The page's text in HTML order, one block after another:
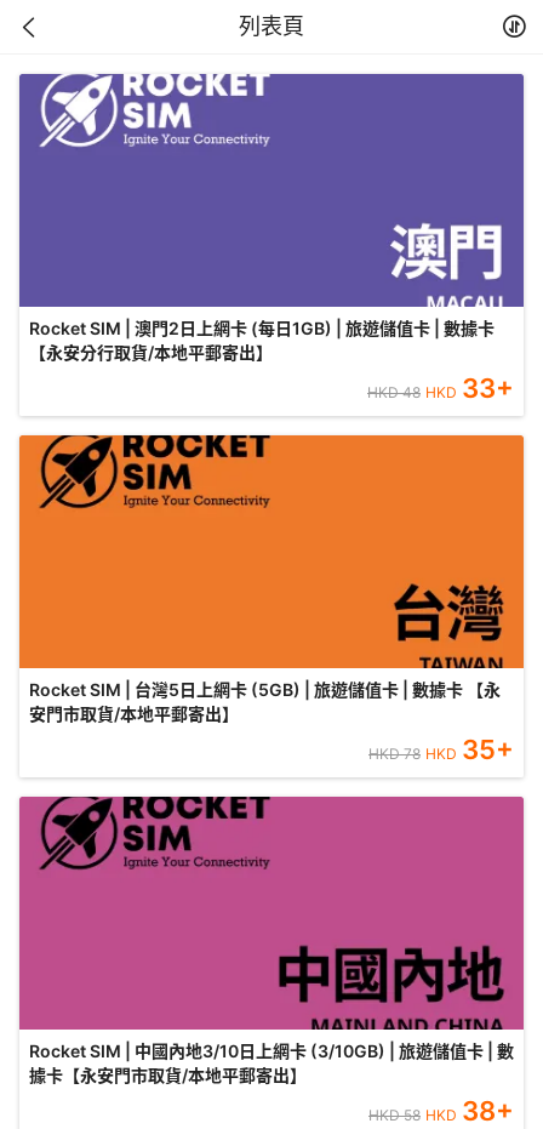
列表頁
Rocket SIM | 澳門2日上網卡 (每日1GB) | 旅遊儲值卡 | 數據卡
【永安分行取貨/本地平郵寄出】
HKD48 HKD 33+
Rocket SIM | 台灣5日上網卡 (5GB) | 旅遊儲值卡 | 數據卡 【永
安門市取貨/本地平郵寄出】
HKD78 HKD 35+
Rocket SIM | 中國內地3/10日上網卡 (3/10GB) | 旅遊儲值卡 | 數
據卡【永安門市取貨/本地平郵寄出】
HKD58 HKD 38+